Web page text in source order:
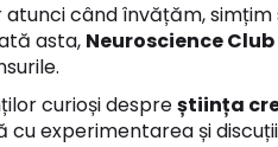
când învățăm, simțim
asta, Neuroscience
curioși despreștiința
experimentarea și